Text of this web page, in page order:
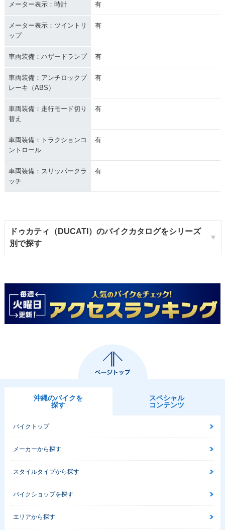
メーター表示：時計 有
メーター表示：ツイントリ
ップ
有
車両装備：ハザードランプ 有
車両装備：アンチロックブ
レーキ（ABS）
有
車両装備：走行モード切り
替え
有
車両装備：トラクションコ
ントロール
有
車両装備：スリッパークラ
ッチ
有
ドゥカティ（DUCATI）のバイクカタログをシリーズ
別で探す
沖縄のバイクを
探す
スペシャル
コンテンツ
バイクトップ
メーカーから探す
スタイルタイプから探す
バイクショップを探す
エリアから探す